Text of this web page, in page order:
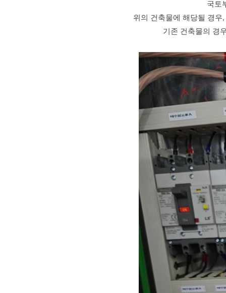
국토
위의 건축물에 해당될 경우
기존 건축물의 경